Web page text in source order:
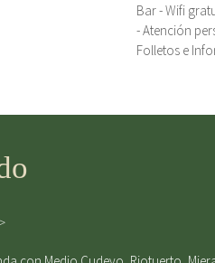
Bar - Wifi
- Atención
Folletos e